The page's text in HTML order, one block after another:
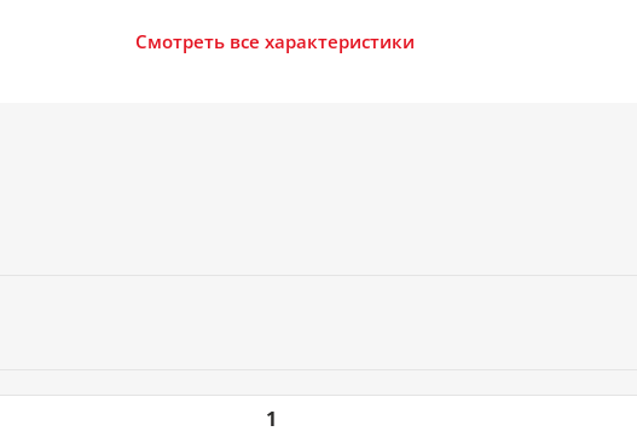
Смотреть все характеристики